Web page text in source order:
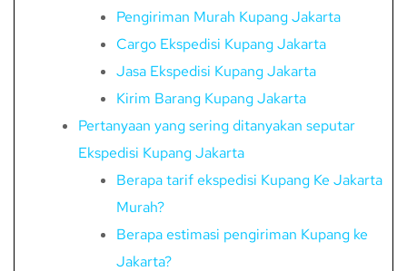
Pengiriman Murah Kupang Jakarta
Cargo Ekspedisi Kupang Jakarta
Jasa Ekspedisi Kupang Jakarta
Kirim Barang Kupang Jakarta
Pertanyaan yang sering ditanyakan seputar
Ekspedisi Kupang Jakarta
Berapa tarif ekspedisi Kupang Ke Jakarta
Murah?
Berapa estimasi pengiriman Kupang ke
Jakarta?